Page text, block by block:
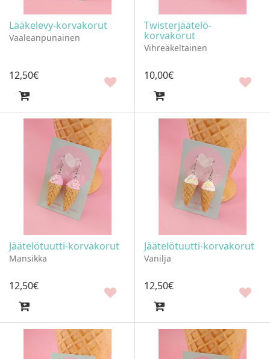
Lääkelevy-korvakorut
Vaaleanpunainen
12,50€
Twisterjäätelö-
korvakorut
Vihreäkeltainen
10,00€
Jäätelötuutti-korvakorut
Mansikka
12,50€
Jäätelötuutti-korvakorut
Vanilja
12,50€